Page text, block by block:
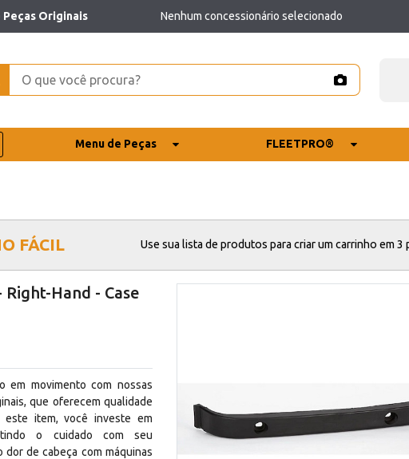
Peças Originais Nenhum concessionário selecionado
Menu de Peças FLEETPRO®
FÁCIL Use sua lista de produtos para criar um carrinho em 3
Hand - Case
em movimento com nossas
que oferecem qualidade
este item, você investe em
o cuidado com seu
de cabeça com máquinas